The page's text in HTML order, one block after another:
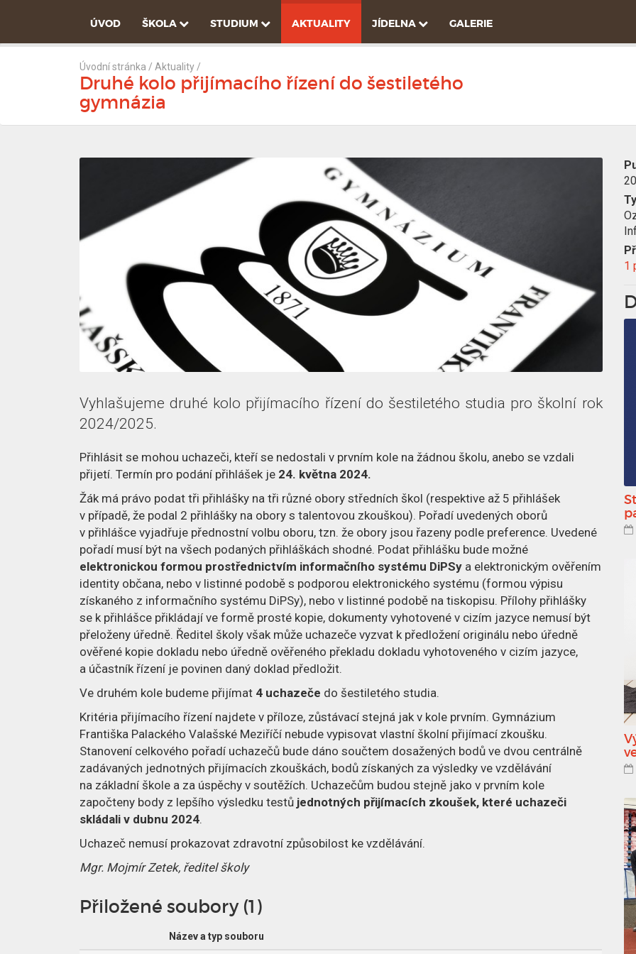
ÚVOD ŠKOLA STUDIUM AKTUALITY JÍDELNA GALERIE
Úvodní stránka / Aktuality /
Druhé kolo přijímacího řízení do šestiletého
gymnázia
Vyhlašujeme druhé kolo přijímacího řízení do šestiletého studia pro školní rok
2024/2025.
Přihlásit se mohou uchazeči, kteří se nedostali v prvním kole na žádnou školu, anebo se vzdali
přijetí. Termín pro podání přihlášek je 24. května 2024.
Žák má právo podat tři přihlášky na tři různé obory středních škol (respektive až 5 přihlášek
v případě, že podal 2 přihlášky na obory s talentovou zkouškou). Pořadí uvedených oborů
v přihlášce vyjadřuje přednostní volbu oboru, tzn. že obory jsou řazeny podle preference. Uvedené
pořadí musí být na všech podaných přihláškách shodné. Podat přihlášku bude možné
elektronickou formou prostřednictvím informačního systému DiPSy a elektronickým ověřením
identity občana, nebo v listinné podobě s podporou elektronického systému (formou výpisu
získaného z informačního systému DiPSy), nebo v listinné podobě na tiskopisu. Přílohy přihlášky
se k přihlášce přikládají ve formě prosté kopie, dokumenty vyhotovené v cizím jazyce nemusí být
přeloženy úředně. Ředitel školy však může uchazeče vyzvat k předložení originálu nebo úředně
ověřené kopie dokladu nebo úředně ověřeného překladu dokladu vyhotoveného v cizím jazyce,
a účastník řízení je povinen daný doklad předložit.
Ve druhém kole budeme přijímat 4 uchazeče do šestiletého studia.
Kritéria přijímacího řízení najdete v příloze, zůstávací stejná jak v kole prvním. Gymnázium
Františka Palackého Valašské Meziříčí nebude vypisovat vlastní školní přijímací zkoušku.
Stanovení celkového pořadí uchazečů bude dáno součtem dosažených bodů ve dvou centrálně
zadávaných jednotných přijímacích zkouškách, bodů získaných za výsledky ve vzdělávání
na základní škole a za úspěchy v soutěžích. Uchazečům budou stejně jako v prvním kole
započteny body z lepšího výsledku testů jednotných přijímacích zkoušek, které uchazeči
skládali v dubnu 2024.
Uchazeč nemusí prokazovat zdravotní způsobilost ke vzdělávání.
Mgr. Mojmír Zetek, ředitel školy
Přiložené soubory (1)
Název a typ souboru
1